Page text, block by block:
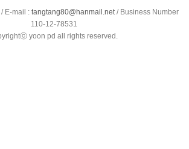
/ E-mail : tangtang80@hanmail.net/ Business Number
110-12-78531
yoon pd all rights reserved.